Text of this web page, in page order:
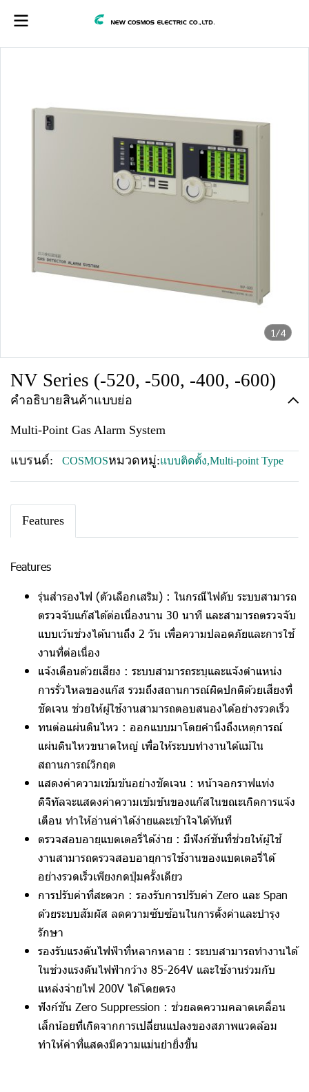
1/4
NV Series (-520, -500, -400, -600)
คำอธิบายสินค้าแบบย่อ
Multi-Point Gas Alarm System
แบรนด์: COSMOSหมวดหมู่:แบบติดตั้ง,Multi-point Type
Features
Features
รุ่นสำรองไฟ (ตัวเลือกเสริม) : ในกรณีไฟดับ ระบบสามารถ
ตรวจจับแก๊สได้ต่อเนื่องนาน 30 นาที และสามารถตรวจจับ
แบบเว้นช่วงได้นานถึง 2 วัน เพื่อความปลอดภัยและการใช้
งานที่ต่อเนื่อง
แจ้งเตือนด้วยเสียง : ระบบสามารถระบุและแจ้งตำแหน่ง
การรั่วไหลของแก๊ส รวมถึงสถานการณ์ผิดปกติด้วยเสียงที่
ชัดเจน ช่วยให้ผู้ใช้งานสามารถตอบสนองได้อย่างรวดเร็ว
ทนต่อแผ่นดินไหว : ออกแบบมาโดยคำนึงถึงเหตุการณ์
แผ่นดินไหวขนาดใหญ่ เพื่อให้ระบบทำงานได้แม้ใน
สถานการณ์วิกฤต
แสดงค่าความเข้มข้นอย่างชัดเจน : หน้าจอกราฟแท่ง
ดิจิทัลจะแสดงค่าความเข้มข้นของแก๊สในขณะเกิดการแจ้ง
เตือน ทำให้อ่านค่าได้ง่ายและเข้าใจได้ทันที
ตรวจสอบอายุแบตเตอรี่ได้ง่าย : มีฟังก์ชันที่ช่วยให้ผู้ใช้
งานสามารถตรวจสอบอายุการใช้งานของแบตเตอรี่ได้
อย่างรวดเร็วเพียงกดปุ่มครั้งเดียว
การปรับค่าที่สะดวก : รองรับการปรับค่า Zero และ Span
ด้วยระบบสัมผัส ลดความซับซ้อนในการตั้งค่าและบำรุง
รักษา
รองรับแรงดันไฟฟ้าที่หลากหลาย : ระบบสามารถทำงานได้
ในช่วงแรงดันไฟฟ้ากว้าง 85-264V และใช้งานร่วมกับ
แหล่งจ่ายไฟ 200V ได้โดยตรง
ฟังก์ชัน Zero Suppression : ช่วยลดความคลาดเคลื่อน
เล็กน้อยที่เกิดจากการเปลี่ยนแปลงของสภาพแวดล้อม
ทำให้ค่าที่แสดงมีความแม่นยำยิ่งขึ้น